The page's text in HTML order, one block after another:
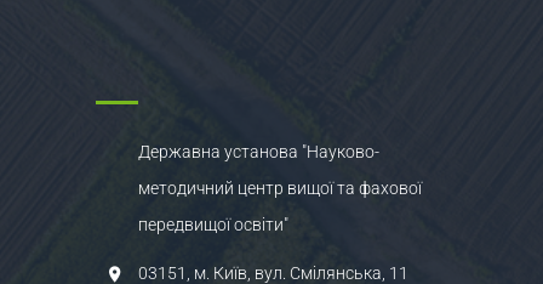
Державна установа "Науково-
методичний центр вищої та фахової
передвищої освіти"
03151, м. Київ, вул. Смілянська, 11